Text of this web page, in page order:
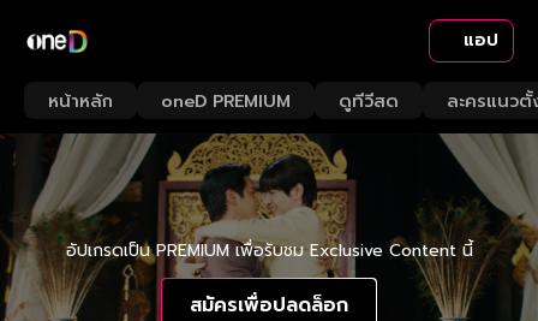
แอป
หน้าหลัก oneD PREMIUM ดูทีวีสด ละครแนวตั้
อัปเกรดเป็น PREMIUM เพื่อรับชม Exclusive Content นี้
สมัครเพื่อปลดล็อก